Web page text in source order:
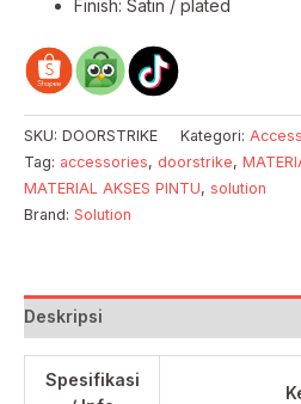
Finish: Satin / plated
SKU: DOORSTRIKE Kategori:
Tag: accessories, doorstrike,
MATERIAL AKSES PINTU, solution
Brand: Solution
Deskripsi
Spesifikasi